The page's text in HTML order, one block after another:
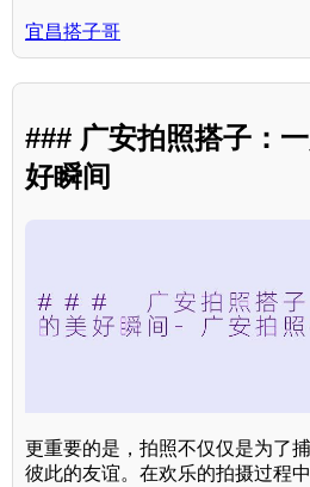
宜昌搭子哥
### 广安拍照搭子：
好瞬间
更重要的是，拍照不仅仅是为了
彼此的友谊。在欢乐的拍摄过程